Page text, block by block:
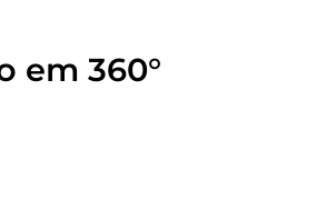
em 360°